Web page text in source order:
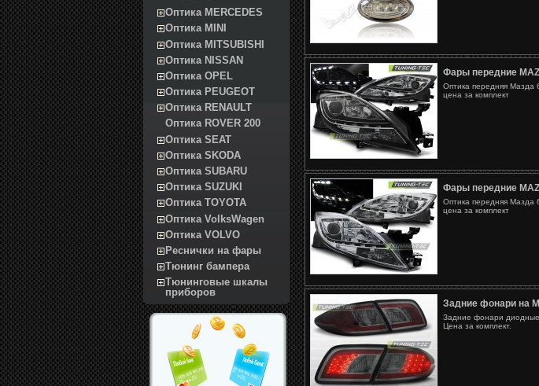
Оптика MERCEDES
Оптика MINI
Оптика MITSUBISHI
Оптика NISSAN
Оптика OPEL
Оптика PEUGEOT
Оптика RENAULT
Оптика ROVER 200
Оптика SEAT
Оптика SKODA
Оптика SUBARU
Оптика SUZUKI
Оптика TOYOTA
Оптика VolksWagen
Оптика VOLVO
Реснички на фары
Тюнинг бампера
Тюнинговые шкалы
приборов
Фары передние
Оптика передняя
цена за комплект
Фары передние
Оптика передняя
цена за комплект
Задние фонари на
Задние фонари диодные
Цена за комплект.